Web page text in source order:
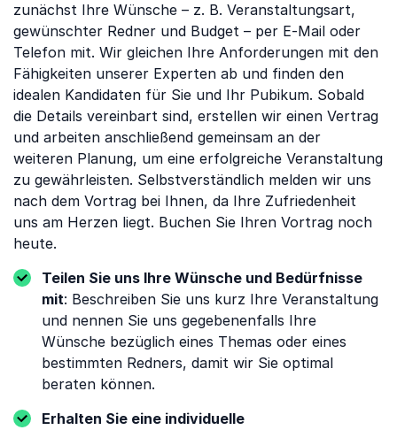
zunächst Ihre Wünsche – z. B. Veranstaltungsart,
gewünschter Redner und Budget – per E-Mail oder
Telefon mit. Wir gleichen Ihre Anforderungen mit den
Fähigkeiten unserer Experten ab und finden den
idealen Kandidaten für Sie und Ihr Pubikum. Sobald
die Details vereinbart sind, erstellen wir einen Vertrag
und arbeiten anschließend gemeinsam an der
weiteren Planung, um eine erfolgreiche Veranstaltung
zu gewährleisten. Selbstverständlich melden wir uns
nach dem Vortrag bei Ihnen, da Ihre Zufriedenheit
uns am Herzen liegt. Buchen Sie Ihren Vortrag noch
heute.
Teilen Sie uns Ihre Wünsche und Bedürfnisse
mit: Beschreiben Sie uns kurz Ihre Veranstaltung
und nennen Sie uns gegebenenfalls Ihre
Wünsche bezüglich eines Themas oder eines
bestimmten Redners, damit wir Sie optimal
beraten können.
Erhalten Sie eine individuelle